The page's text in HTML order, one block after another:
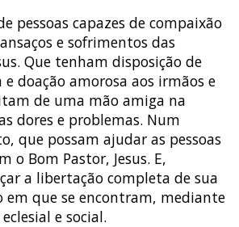
pessoas capazes de compaixão
e sofrimentos das
Que tenham disposição de
doação amorosa aos irmãos e
de uma mão amiga na
dores e problemas. Num
que possam ajudar as pessoas
o Bom Pastor, Jesus. E,
a libertação completa de sua
em que se encontram, mediante
e social.